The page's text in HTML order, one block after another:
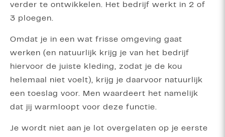
verder te ontwikkelen. Het bedrijf werkt in 2 of
3 ploegen.
Omdat je in een wat frisse omgeving gaat
werken (en natuurlijk krijg je van het bedrijf
hiervoor de juiste kleding, zodat je de kou
helemaal niet voelt), krijg je daarvoor natuurlijk
een toeslag voor. Men waardeert het namelijk
dat jij warmloopt voor deze functie.
Je wordt niet aan je lot overgelaten op je eerste